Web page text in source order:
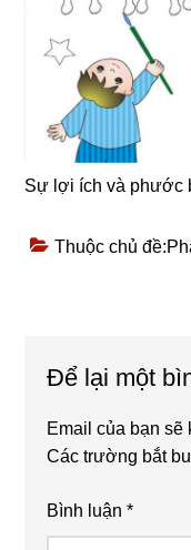
Sự lợi ích và phước
Thuộc chủ đề:
Interactions
Để lại một
Email của bạn
Các trường bắt
Bình luận*